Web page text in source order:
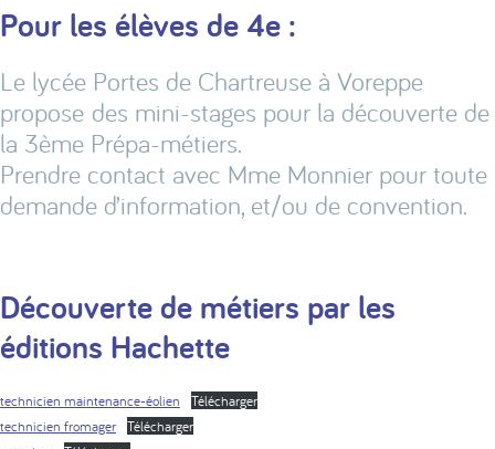
Pour les élèves de 4e :
Le lycée Portes de Chartreuse à Voreppe
propose des mini-stages pour la découverte de
la 3ème Prépa-métiers.
Prendre contact avec Mme Monnier pour toute
demande d’information, et/ou de convention.
Découverte de métiers par les
éditions Hachette
technicien maintenance-éolien
Télécharger
technicien fromager
Télécharger